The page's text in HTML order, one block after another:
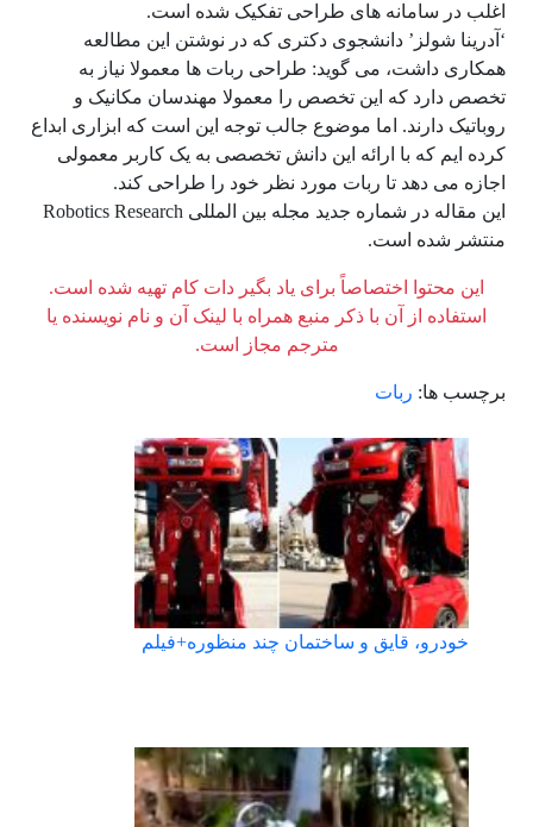
اغلب در سامانه های طراحی تفکیک شده است.
‘آدرینا شولز’ دانشجوی دکتری که در نوشتن این مطالعه
همکاری داشت، می گوید: طراحی ربات ها معمولا نیاز به
تخصص دارد که این تخصص را معمولا مهندسان مکانیک و
روباتیک دارند. اما موضوع جالب توجه این است که ابزاری ابداع
کرده ایم که با ارائه این دانش تخصصی به یک کاربر معمولی
اجازه می دهد تا ربات مورد نظر خود را طراحی کند.
این مقاله در شماره جدید مجله بین المللی Robotics Research
منتشر شده است.
این محتوا اختصاصاً برای یاد بگیر دات کام تهیه شده است.
استفاده از آن با ذکر منبع همراه با لینک آن و نام نویسنده یا
مترجم مجاز است.
برچسب ها: ربات
خودرو، قایق و ساختمان چند منظوره+فیلم